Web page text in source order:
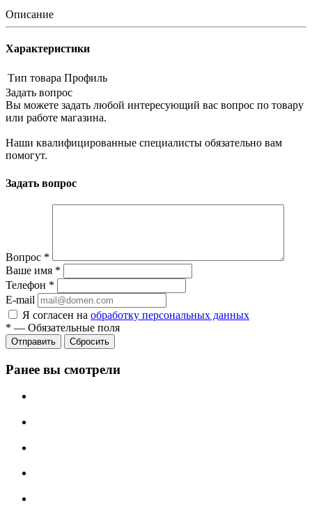
Описание
Характеристики
Тип товара Профиль
Задать вопрос
Вы можете задать любой интересующий вас вопрос по товару
или работе магазина.
Наши квалифицированные специалисты обязательно вам
помогут.
Задать вопрос
Вопрос *
Ваше имя *
Телефон *
E-mail
Я согласен на обработку персональных данных
* — Обязательные поля
Сбросить
Ранее вы смотрели